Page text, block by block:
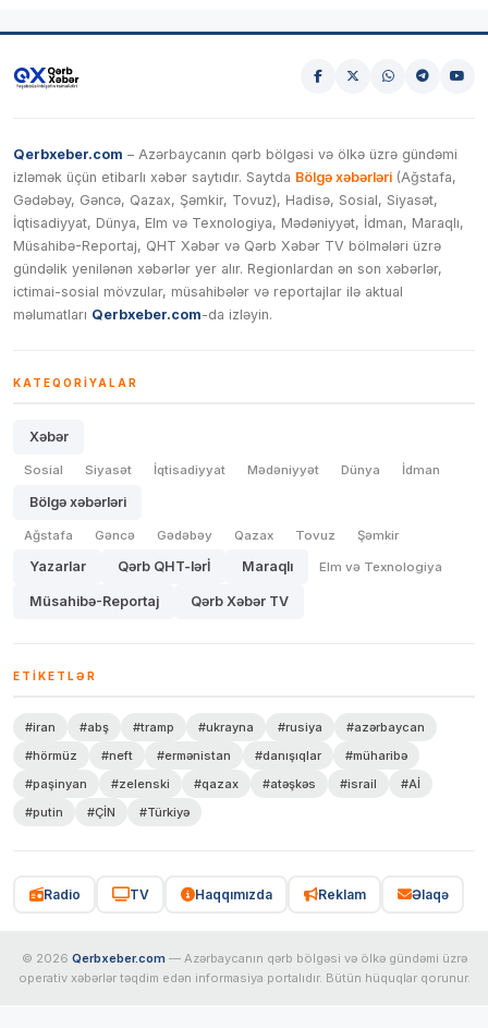
Qerbxeber.com – Azərbaycanın qərb bölgəsi və ölkə üzrə gündəmi
izləmək üçün etibarlı xəbər saytıdır. Saytda Bölgə xəbərləri (Ağstafa,
Gədəbəy, Gəncə, Qazax, Şəmkir, Tovuz), Hadisə, Sosial, Siyasət,
İqtisadiyyat, Dünya, Elm və Texnologiya, Mədəniyyət, İdman, Maraqlı,
Müsahibə-Reportaj, QHT Xəbər və Qərb Xəbər TV bölmələri üzrə
gündəlik yenilənən xəbərlər yer alır. Regionlardan ən son xəbərlər,
ictimai-sosial mövzular, müsahibələr və reportajlar ilə aktual
məlumatları Qerbxeber.com-da izləyin.
KATEQORIYALAR
Xəbər
Sosial Siyasət İqtisadiyyat Mədəniyyət Dünya İdman
Bölgə xəbərləri
Ağstafa Gəncə Gədəbəy Qazax Tovuz Şəmkir
Yazarlar Qərb QHT-lərİ Maraqlı Elm və Texnologiya
Müsahibə-Reportaj Qərb Xəbər TV
ETIKETLƏR
#iran #abş #tramp #ukrayna #rusiya
#azərbaycan
#hörmüz
#neft #ermənistan #danışıqlar
#müharibə
#paşinyan
#zelenski #qazax #atəşkəs #israil
#Aİ
#putin
#ÇİN #Türkiyə
Radio TV Haqqımızda Reklam Əlaqə
© 2026 Qerbxeber.com — Azərbaycanın qərb bölgəsi və ölkə gündəmi üzrə
operativ xəbərlər təqdim edən informasiya portalıdır. Bütün hüquqlar qorunur.